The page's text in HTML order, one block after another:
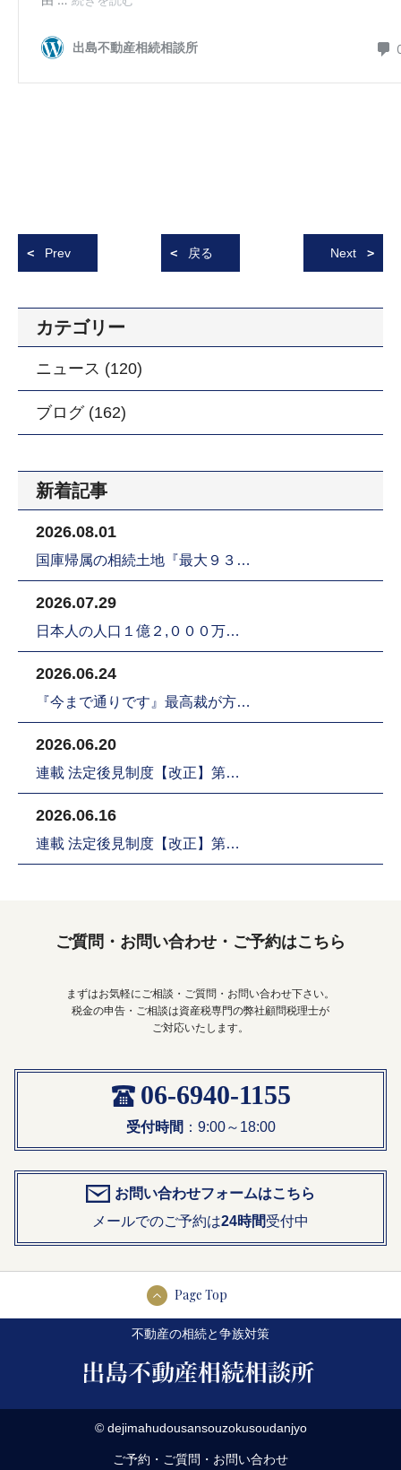
Prev 戻る Next
カテゴリー
ニュース (120)
ブログ (162)
新着記事
2026.08.01
国庫帰属の相続土地『最大９３…
2026.07.29
日本人の人口１億２,０００万…
2026.06.24
『今まで通りです』最高裁が方…
2026.06.20
連載 法定後見制度【改正】第…
2026.06.16
連載 法定後見制度【改正】第…
ご質問・お問い合わせ・ご予約はこちら
まずはお気軽にご相談・ご質問・お問い合わせ下さい。
税金の申告・ご相談は資産税専門の弊社顧問税理士が
ご対応いたします。
06-6940-1155
受付時間 ：9:00～18:00
お問い合わせフォームはこちら
メールでのご予約は24時間受付中
Page Top
不動産の相続と争族対策
© dejimahudousansouzokusoudanjyo
ご予約・ご質問・お問い合わせ